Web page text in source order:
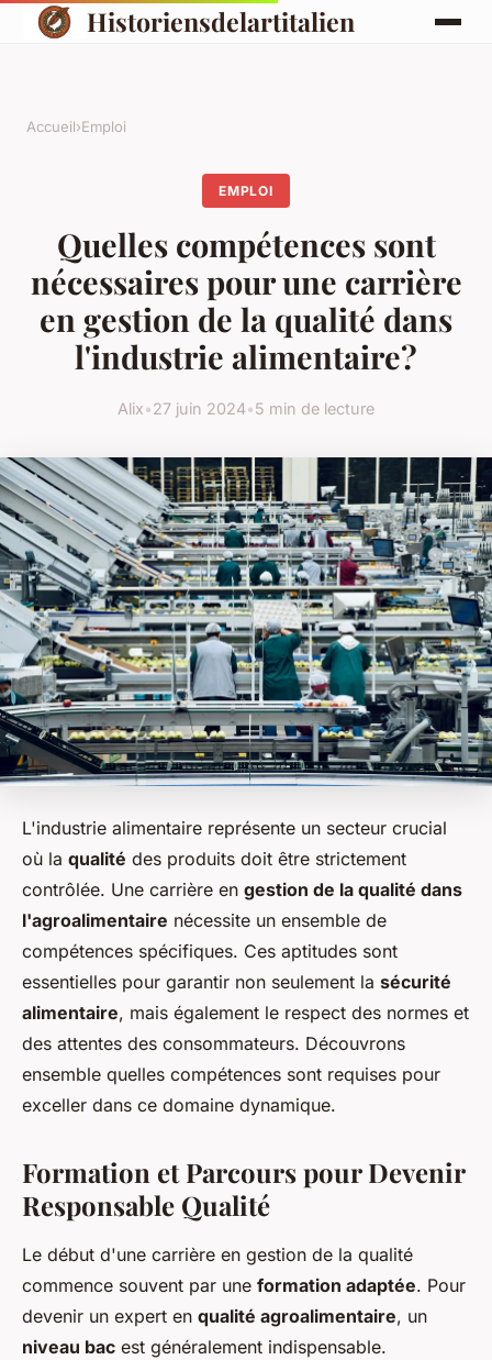
Historiensdelartitalien
Accueil›Emploi
EMPLOI
Quelles compétences sont
nécessaires pour une carrière
en gestion de la qualité dans
l'industrie alimentaire?
Alix•27 juin 2024•5 min de lecture
L'industrie alimentaire représente un secteur crucial
où la qualité des produits doit être strictement
contrôlée. Une carrière en gestion de la qualité dans
l'agroalimentaire nécessite un ensemble de
compétences spécifiques. Ces aptitudes sont
essentielles pour garantir non seulement la sécurité
alimentaire, mais également le respect des normes et
des attentes des consommateurs. Découvrons
ensemble quelles compétences sont requises pour
exceller dans ce domaine dynamique.
Formation et Parcours pour Devenir
Responsable Qualité
Le début d'une carrière en gestion de la qualité
commence souvent par une formation adaptée. Pour
devenir un expert en qualité agroalimentaire, un
niveau bac est généralement indispensable.